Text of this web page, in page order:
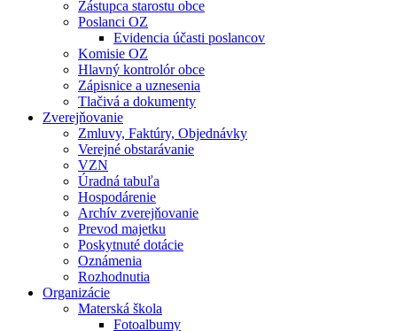
Zástupca starostu obce
Poslanci OZ
Evidencia účasti poslancov
Komisie OZ
Hlavný kontrolór obce
Zápisnice a uznesenia
Tlačivá a dokumenty
Zverejňovanie
Zmluvy, Faktúry, Objednávky
Verejné obstarávanie
VZN
Úradná tabuľa
Hospodárenie
Archív zverejňovanie
Prevod majetku
Poskytnuté dotácie
Oznámenia
Rozhodnutia
Organizácie
Materská škola
Fotoalbumy